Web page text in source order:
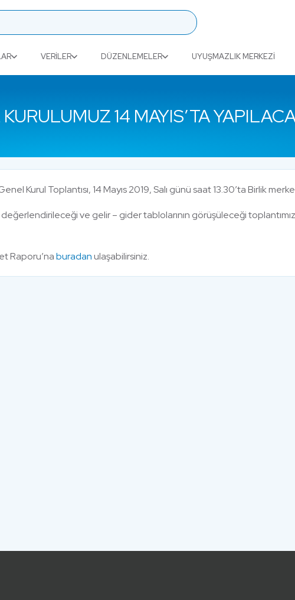
VERILER DÜZENLEMELER UYUŞMAZLIK MERKEZI
14 MAYIS’TA
Kurul Toplantısı, 14 Mayıs 2019, Salı günü saat 13.30’ta Birlik
değerlendirileceği ve gelir – gider tablolarının görüşüleceği
Raporu’naburadanulaşabilirsiniz.